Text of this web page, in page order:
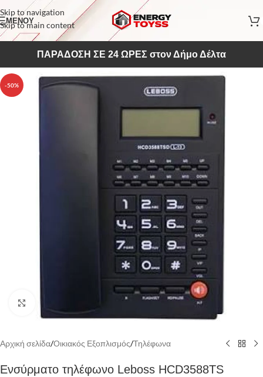
Skip to navigation
Skip to main content
ΜΕΝΟΥ
ΠΑΡΑΔΟΣΗ ΣΕ 24 ΩΡΕΣ στον Δήμο Δέλτα
-50%
Κάντε κλικ για να μεγεθύνετε
Αρχική σελίδα/Οικιακός Εξοπλισμός/Τηλέφωνα
Ενσύρματο τηλέφωνο Leboss HCD3588TS